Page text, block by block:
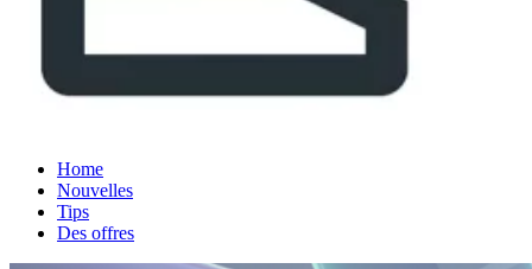
Home
Nouvelles
Tips
Des offres